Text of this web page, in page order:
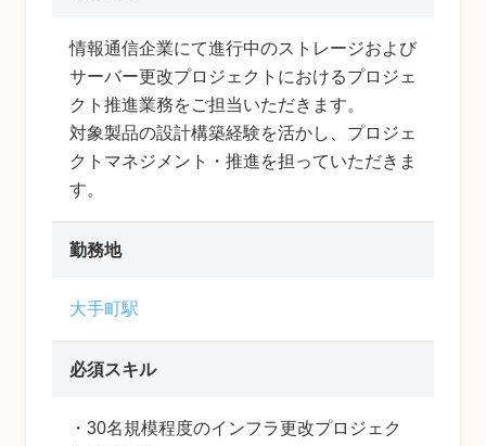
情報通信企業にて進行中のストレージおよび
サーバー更改プロジェクトにおけるプロジェ
クト推進業務をご担当いただきます。
対象製品の設計構築経験を活かし、プロジェ
クトマネジメント・推進を担っていただきま
す。
勤務地
大手町駅
必須スキル
・30名規模程度のインフラ更改プロジェク